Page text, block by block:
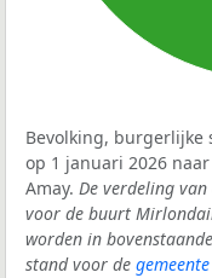
Bevolking, burgerlijke
op 1 januari 2026
Amay. De verdeling
voor de buurt
worden in
stand voor de